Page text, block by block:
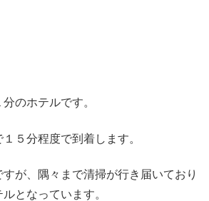
のホテルです。
５分程度で到着します。
が、隅々まで清掃が行き届いており
となっています。